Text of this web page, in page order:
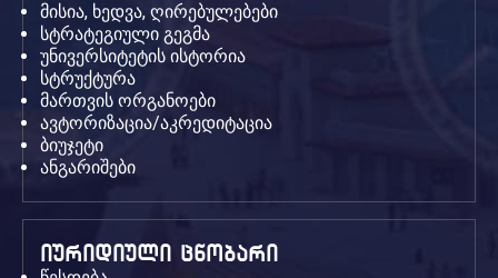
მისია, ხედვა, ღირებულებები
სტრატეგიული გეგმა
უნივერსიტეტის ისტორია
სტრუქტურა
მართვის ორგანოები
ავტორიზაცია/აკრედიტაცია
ბიუჯეტი
ანგარიშები
იურიდიული ცნობარი